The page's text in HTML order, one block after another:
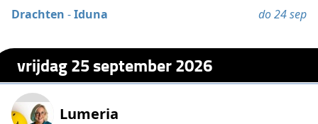
Drachten -Iduna do 24 sep
vrijdag 25 september 2026
Lumeria